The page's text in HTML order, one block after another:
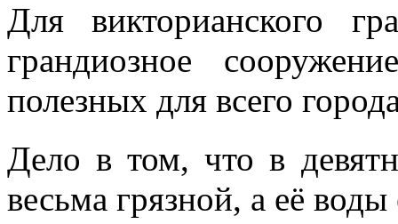
Для викторианского
грандиозное
полезных для всего
Дело в том, что в
весьма грязной, а её